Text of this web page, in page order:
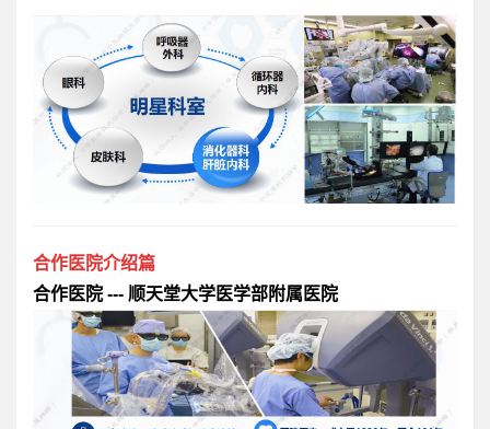
合作医院介绍篇
合作医院 --- 顺天堂大学医学部附属医院